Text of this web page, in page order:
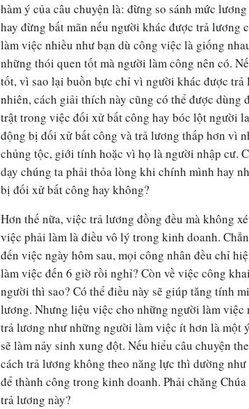
hàm ý của câu chuyện là: đừng so sánh mức
hay đừng bất mãn nếu người khác được trả lương
làm việc nhiều như bạn dù công việc là giống
những thói quen tốt mà người làm công nên có.
tốt, vì sao lại buồn bực chỉ vì người khác được trả
nhiên, cách giải thích này cũng có thể được dùng
trật trong việc đối xử bất công hay bóc lột người
động bị đối xử bất công và trả lương thấp hơn vì
chủng tộc, giới tính hoặc vì họ là người nhập cư.
dạy chúng ta phải thỏa lòng khi chính mình hay
bị đối xử bất công hay không?
Hơn thế nữa, việc trả lương đồng đều mà không
việc phải làm là điều vô lý trong kinh doanh.
đến việc ngày hôm sau, mọi công nhân đều chỉ
làm việc đến 6 giờ rồi nghỉ? Còn về việc công
người thì sao? Có thể điều này sẽ giúp tăng tính
lương. Nhưng liệu việc cho những người làm việc
trả lương như những người làm việc ít hơn là một
sẽ làm nảy sinh xung đột. Nếu hiểu câu chuyện
cách trả lương không theo năng lực thì dường
để thành công trong kinh doanh. Phải chăng
trả lương này?